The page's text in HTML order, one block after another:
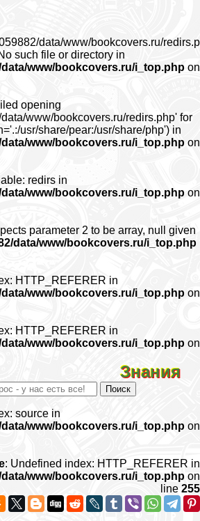
data/www/bookcovers.ru/
such file or directory in
data/www/bookcovers.ru/i_top.php on
opening
www/bookcovers.ru/redirs.php' for
usr/share/pear:/usr/share/php') in
data/www/bookcovers.ru/i_top.php on
redirs in
data/www/bookcovers.ru/i_top.php on
parameter 2 to be array, null given
data/www/bookcovers.ru/i_top.php
HTTP_REFERER in
data/www/bookcovers.ru/i_top.php on
HTTP_REFERER in
data/www/bookcovers.ru/i_top.php on
Знания
source in
data/www/bookcovers.ru/i_top.php on
: Undefined index: HTTP_REFERER in
data/www/bookcovers.ru/i_top.php on
line 255